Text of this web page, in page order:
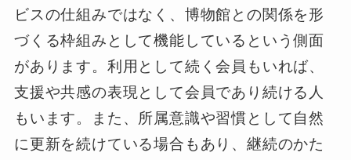
ビスの仕組みではなく、博物館との関係を形
づくる枠組みとして機能しているという側面
があります。利用として続く会員もいれば、
支援や共感の表現として会員であり続ける人
もいます。また、所属意識や習慣として自然
に更新を続けている場合もあり、継続のかた